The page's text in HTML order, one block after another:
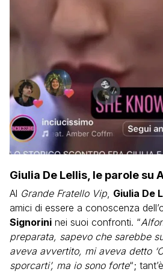
Giulia De Lellis, le parole su
Al Grande Fratello Vip Giulia De
amici di essere a conoscenza
Signorini nei suoi confronti. “
preparata, sapevo che sarebbe
aveva avvertito, mi aveva detto
sporcarti’, ma io sono forte“;